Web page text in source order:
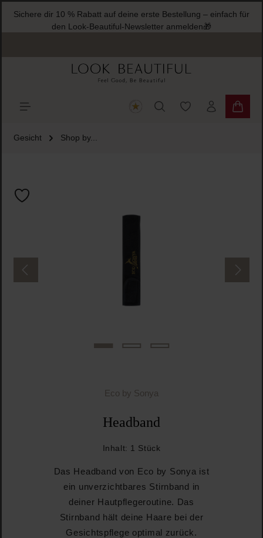
springen
Sichere dir 10 % Rabatt auf deine erste Bestellung – einfach für
den Look-Beautiful-Newsletter anmelden🎁
Du hast 0
Gesicht Shop by...
Eco by Sonya
Headband
Inhalt: 1 Stück
Das Headband von Eco by Sonya ist
ein unverzichtbares Stirnband in
deiner Hautpflegeroutine. Das
Stirnband hält deine Haare bei der
Gesichtspflege optimal zurück.